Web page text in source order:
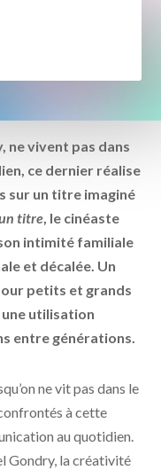
ne vivent pas dans
ce dernier réalise
sur un titre imaginé
titre, le cinéaste
intimité familiale
et décalée. Un
petits et grands
utilisation
entre générations.
ne vit pas dans le
à cette
au quotidien.
Gondry, la créativité